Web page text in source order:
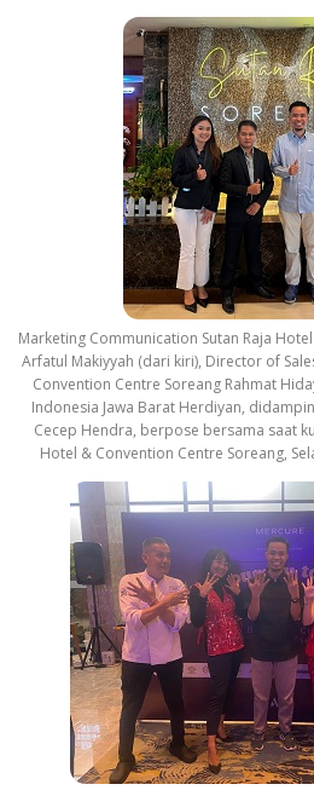
Marketing Communication Sutan Raja
Arfatul Makiyyah (dari kiri), Director of
Convention Centre Soreang Rahmat
Indonesia Jawa Barat Herdiyan,
Cecep Hendra, berpose bersama saat
Hotel & Convention Centre Soreang,